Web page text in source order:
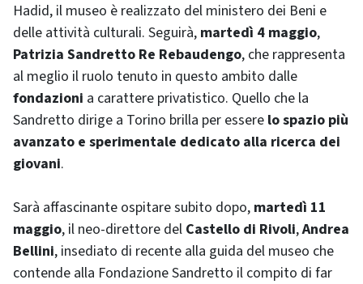
Hadid, il museo è realizzato del ministero dei Beni e
delle attività culturali. Seguirà, martedì 4 maggio,
Patrizia Sandretto Re Rebaudengo, che rappresenta
al meglio il ruolo tenuto in questo ambito dalle
fondazioni a carattere privatistico. Quello che la
Sandretto dirige a Torino brilla per essere lo spazio più
avanzato e sperimentale dedicato alla ricerca dei
giovani.
Sarà affascinante ospitare subito dopo, martedì 11
maggio, il neo-direttore del Castello di Rivoli,Andrea
Bellini, insediato di recente alla guida del museo che
contende alla Fondazione Sandretto il compito di far